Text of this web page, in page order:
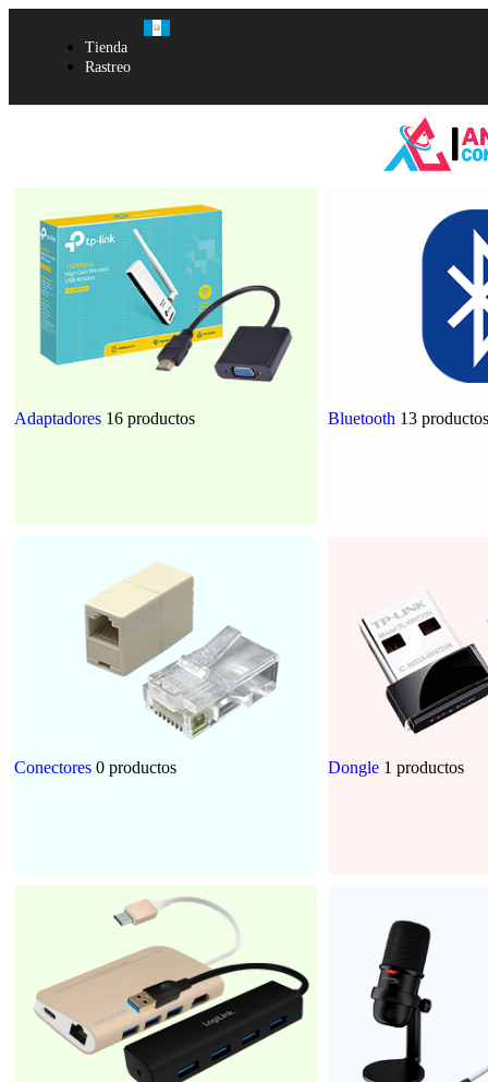
Tienda
Rastreo
Adaptadores 16 productos
Conectores 0 productos
Bluetooth 13 productos
Dongle 1 productos